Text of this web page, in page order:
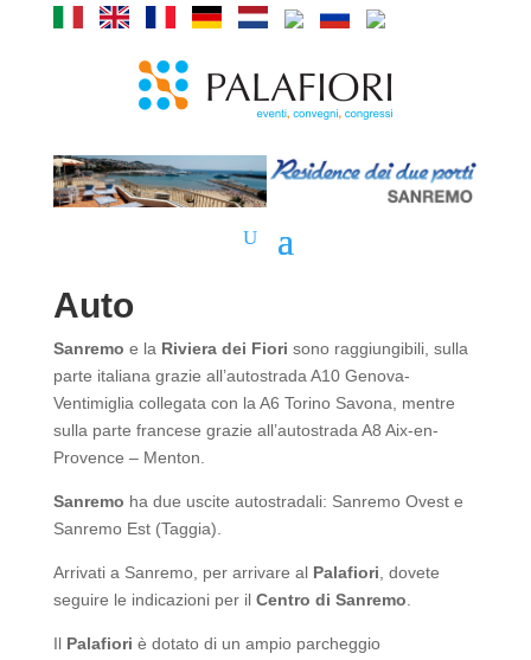
Auto
Sanremo e la Riviera dei Fiori sono raggiungibili, sulla
parte italiana grazie all’autostrada A10 Genova-
Ventimiglia collegata con la A6 Torino Savona, mentre
sulla parte francese grazie all’autostrada A8 Aix-en-
Provence – Menton.
Sanremo ha due uscite autostradali: Sanremo Ovest e
Sanremo Est (Taggia).
Arrivati a Sanremo, per arrivare al Palafiori , dovete
seguire le indicazioni per il Centro di Sanremo
Il Palafiori è dotato di un ampio parcheggio